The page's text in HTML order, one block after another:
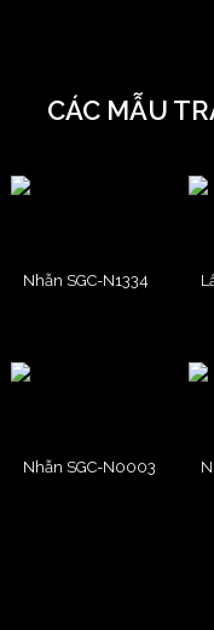
CÁC MẪU
Nhẫn SGC-N1334
Nhẫn SGC-N0003